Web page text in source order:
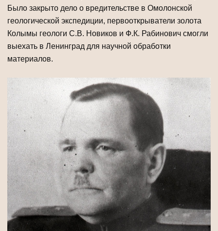
Было закрыто дело о вредительстве в Омолонской
геологической экспедиции, первооткрыватели золота
Колымы геологи С.В. Новиков и Ф.К. Рабинович смогли
выехать в Ленинград для научной обработки
материалов.